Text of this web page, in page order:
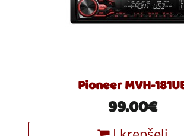
Pioneer MVH-
99.00€